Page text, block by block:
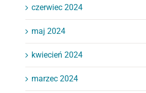
czerwiec 2024
maj 2024
kwiecień 2024
marzec 2024